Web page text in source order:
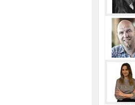
Measure content performance
Understand audiences through
Develop and improve services
Use limited data to select content